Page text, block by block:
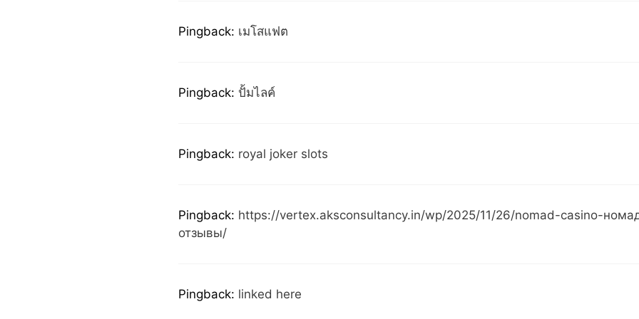
Pingback: เมโสแฟต
Pingback: ปั้มไลค์
Pingback: royal joker slots
Pingback: https://vertex.aksconsultancy.in/wp/2025/11/26/nomad-casino-
отзывы/
Pingback: linked here